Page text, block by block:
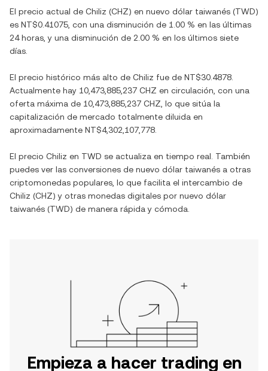
El precio actual de Chiliz (CHZ) en nuevo dólar taiwanés (TWD)
es NT$0.41075 , con una disminución de 1.00 % en las últimas
24 horas, y una disminución de 2.00 % en los últimos siete
días.
El precio histórico más alto de Chiliz fue de NT$30.4878
Actualmente hay 10,473,885,237 CHZ en circulación, con una
oferta máxima de 10,473,885,237 CHZ , lo que sitúa la
capitalización de mercado totalmente diluida en
aproximadamente NT$4,302,107,778
El precio Chiliz en TWD se actualiza en tiempo real. También
puedes ver las conversiones de nuevo dólar taiwanés a otras
criptomonedas populares, lo que facilita el intercambio de
Chiliz (CHZ) y otras monedas digitales por nuevo dólar
taiwanés (TWD) de manera rápida y cómoda.
Empieza a hacer trading en